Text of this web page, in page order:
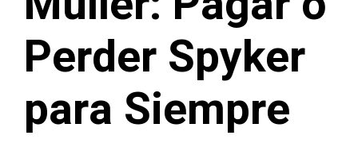
Perder Spyker
para Siempre